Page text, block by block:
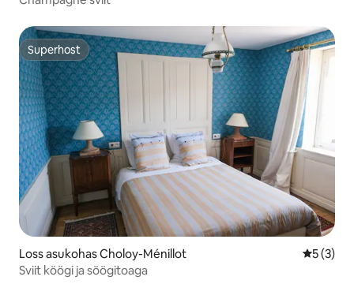
Superhost
Superhost
Loss asukohas Choloy-Ménillot
5 (3)
Sviit köögi ja söögitoaga